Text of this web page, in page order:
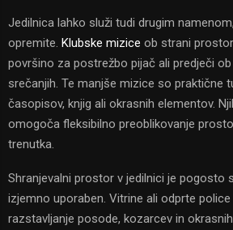
Jedilnica lahko služi tudi drugim
opremite. Klubske mizice ob strani
površino za postrežbo pijač ali predječi
srečanjih. Te manjše mizice so praktične
časopisov, knjig ali okrasnih elementov.
omogoča fleksibilno preoblikovanje
trenutka.
Shranjevalni prostor v jedilnici je pogosto
izjemno uporaben. Vitrine ali odprte
razstavljanje posode, kozarcev in